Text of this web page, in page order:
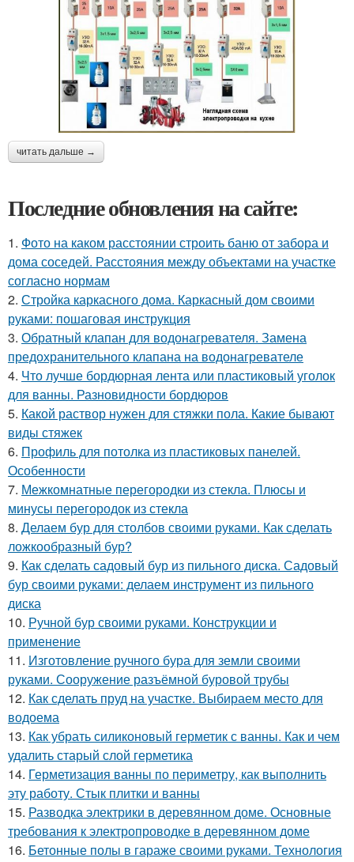
читать дальше →
Последние обновления на сайте:
1. Фото на каком расстоянии строить баню от забора и
дома соседей. Расстояния между объектами на участке
согласно нормам
2. Стройка каркасного дома. Каркасный дом своими
руками: пошаговая инструкция
3. Обратный клапан для водонагревателя. Замена
предохранительного клапана на водонагревателе
4. Что лучше бордюрная лента или пластиковый уголок
для ванны. Разновидности бордюров
5. Какой раствор нужен для стяжки пола. Какие бывают
виды стяжек
6. Профиль для потолка из пластиковых панелей.
Особенности
7. Межкомнатные перегородки из стекла. Плюсы и
минусы перегородок из стекла
8. Делаем бур для столбов своими руками. Как сделать
ложкообразный бур?
9. Как сделать садовый бур из пильного диска. Садовый
бур своими руками: делаем инструмент из пильного
диска
10. Ручной бур своими руками. Конструкции и
применение
11. Изготовление ручного бура для земли своими
руками. Сооружение разъёмной буровой трубы
12. Как сделать пруд на участке. Выбираем место для
водоема
13. Как убрать силиконовый герметик с ванны. Как и чем
удалить старый слой герметика
14. Герметизация ванны по периметру, как выполнить
эту работу. Стык плитки и ванны
15. Разводка электрики в деревянном доме. Основные
требования к электропроводке в деревянном доме
16. Бетонные полы в гараже своими руками. Технология